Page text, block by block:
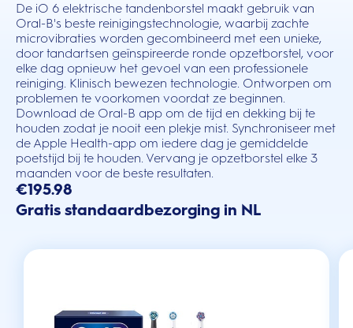
De iO 6 elektrische tandenborstel maakt gebruik van
Oral-B's beste reinigingstechnologie, waarbij zachte
microvibraties worden gecombineerd met een unieke,
door tandartsen geïnspireerde ronde opzetborstel, voor
elke dag opnieuw het gevoel van een professionele
reiniging. Klinisch bewezen technologie. Ontworpen om
problemen te voorkomen voordat ze beginnen.
Download de Oral-B app om de tijd en dekking bij te
houden zodat je nooit een plekje mist. Synchroniseer met
de Apple Health-app om iedere dag je gemiddelde
poetstijd bij te houden. Vervang je opzetborstel elke 3
maanden voor de beste resultaten.
€195.98
Gratis standaardbezorging in NL